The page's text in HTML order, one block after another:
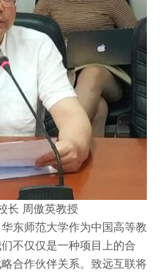
长 周傲英教授
东师范大学作为中国高等教
不仅仅是一种项目上的合
合作伙伴关系。致远互联将